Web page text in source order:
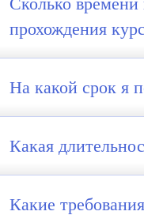
прохождения
На какой срок я
Какая
Какие